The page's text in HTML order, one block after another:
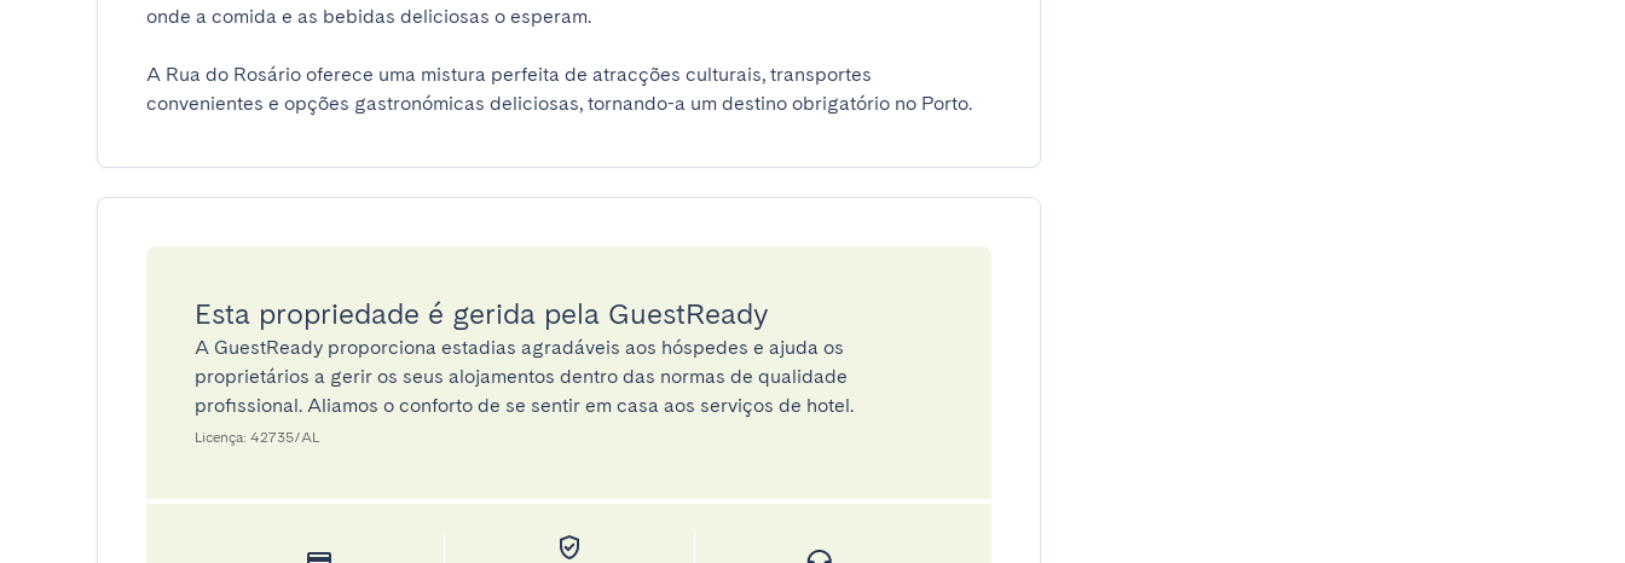
onde a comida e as bebidas deliciosas o esperam.
A Rua do Rosário oferece uma mistura perfeita de atracções culturais, transportes
convenientes e opções gastronómicas deliciosas, tornando-a um destino obrigatório no Porto.
Esta propriedade é gerida pela GuestReady
A GuestReady proporciona estadias agradáveis aos hóspedes e ajuda os
proprietários a gerir os seus alojamentos dentro das normas de qualidade
profissional. Aliamos o conforto de se sentir em casa aos serviços de hotel.
Licença: 42735/AL